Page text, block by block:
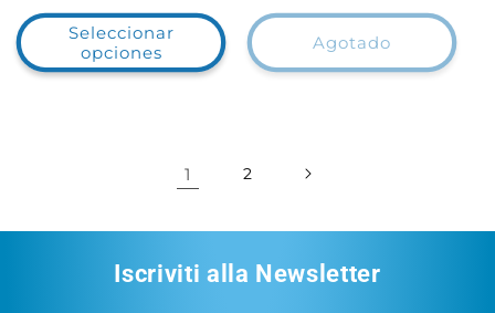
Seleccionar
opciones
habitual
Agotado
1 2
Iscriviti alla Newsletter